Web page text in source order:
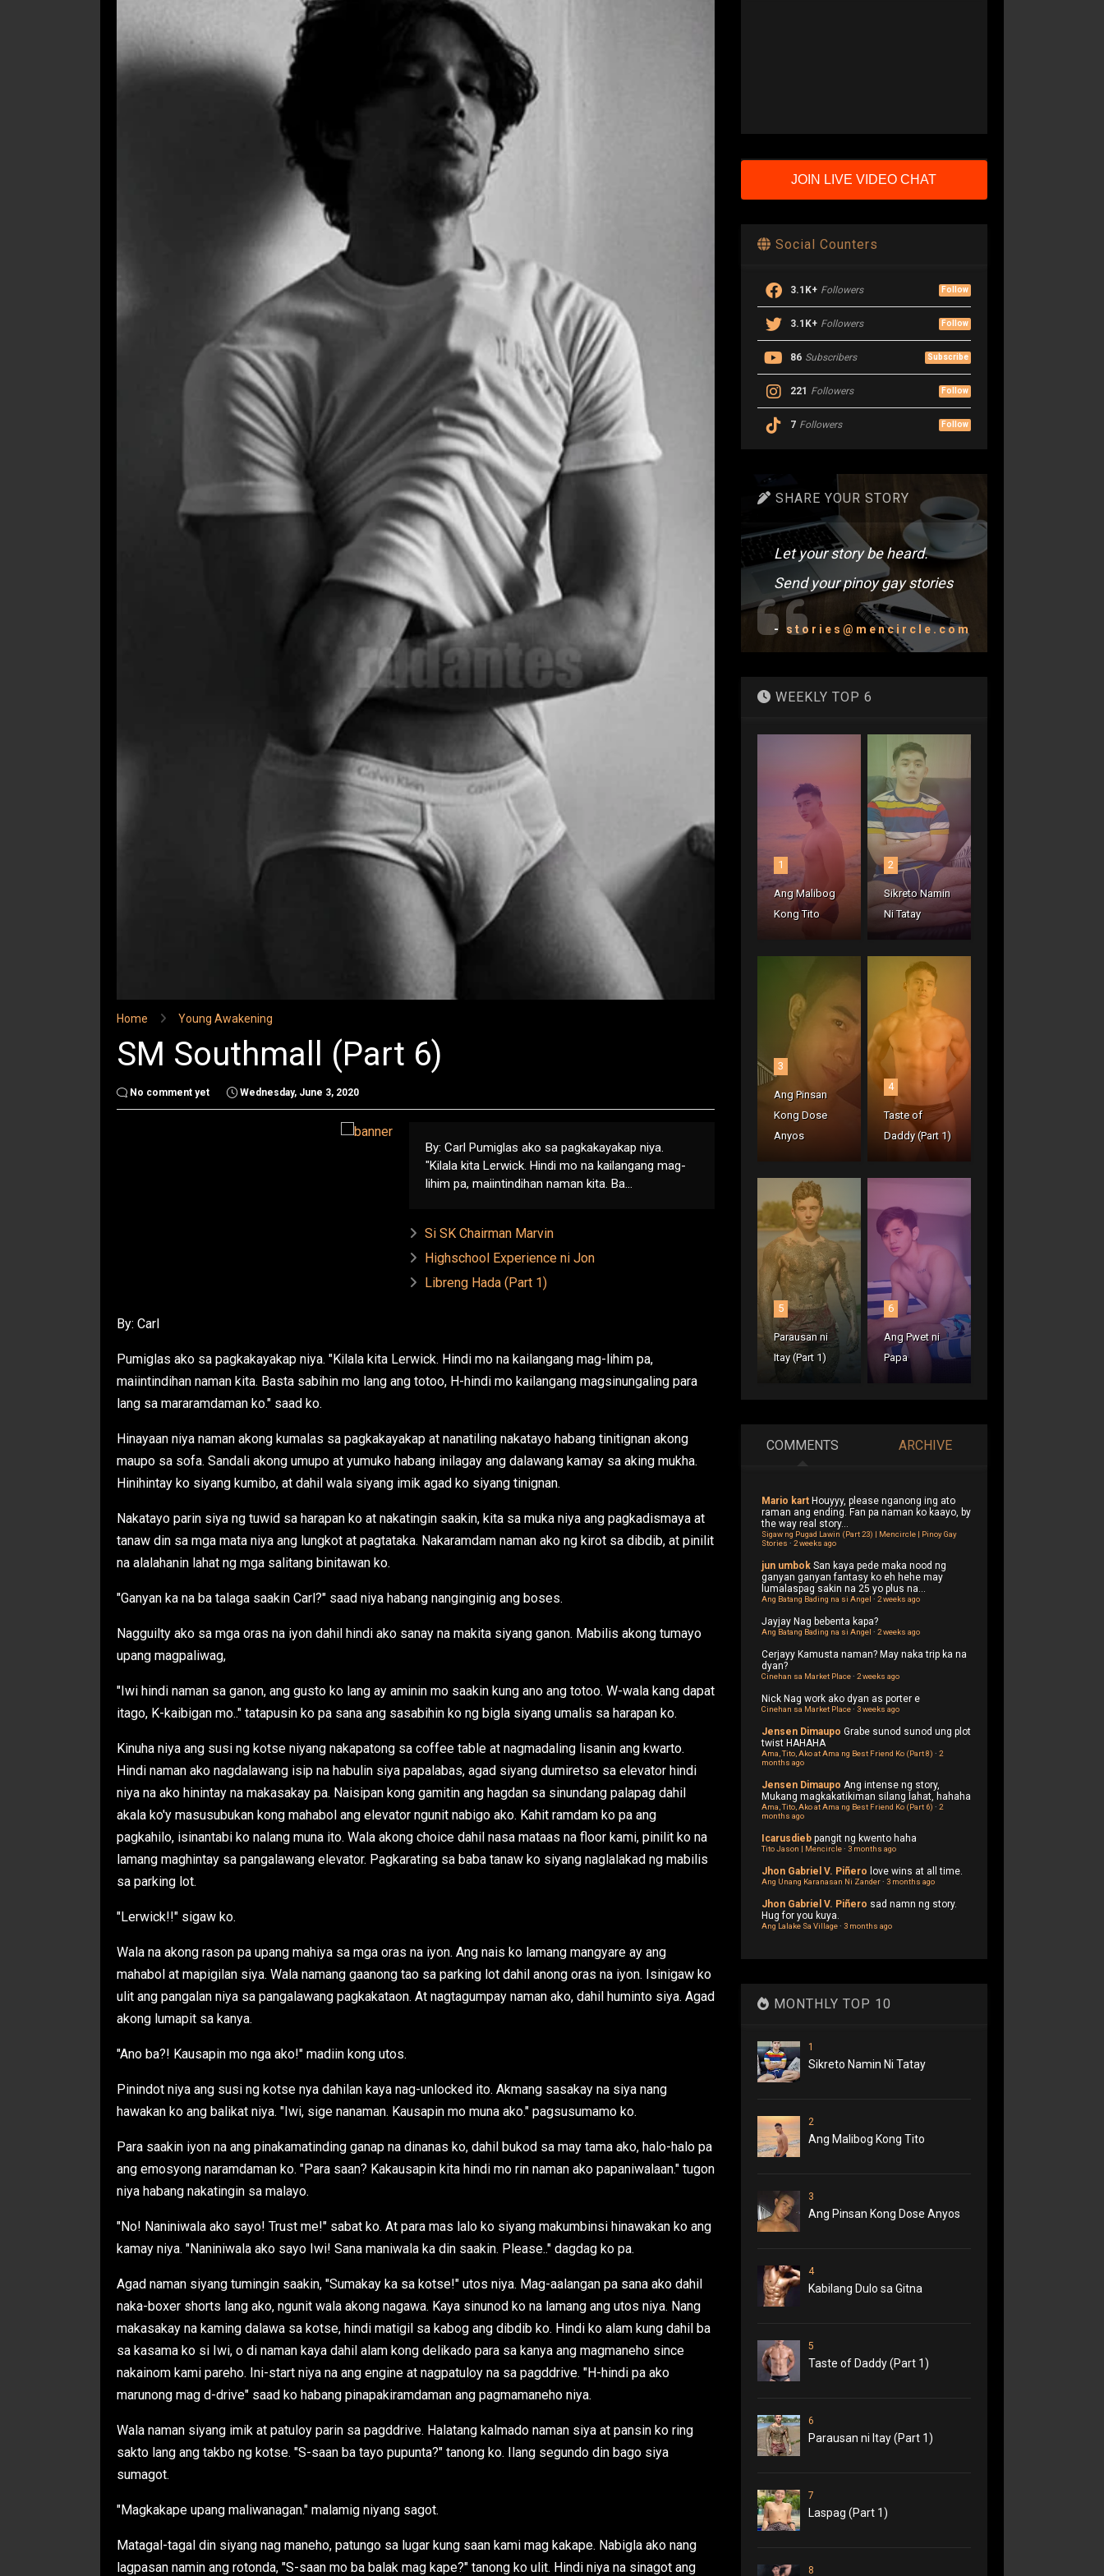
Home Young Awakening
SM Southmall (Part 6)
No comment yet Wednesday, June 3, 2020
By: Carl Pumiglas ako sa pagkakayakap niya.
"Kilala kita Lerwick. Hindi mo na kailangang mag-
lihim pa, maiintindihan naman kita. Ba...
Si SK Chairman Marvin
Highschool Experience ni Jon
Libreng Hada (Part 1)
By: Carl
Pumiglas ako sa pagkakayakap niya. "Kilala kita Lerwick. Hindi mo na kailangang mag-lihim pa,
maiintindihan naman kita. Basta sabihin mo lang ang totoo, H-hindi mo kailangang magsinungaling para
lang sa mararamdaman ko." saad ko.
Hinayaan niya naman akong kumalas sa pagkakayakap at nanatiling nakatayo habang tinitignan akong
maupo sa sofa. Sandali akong umupo at yumuko habang inilagay ang dalawang kamay sa aking mukha.
Hinihintay ko siyang kumibo, at dahil wala siyang imik agad ko siyang tinignan.
Nakatayo parin siya ng tuwid sa harapan ko at nakatingin saakin, kita sa muka niya ang pagkadismaya at
tanaw din sa mga mata niya ang lungkot at pagtataka. Nakaramdam naman ako ng kirot sa dibdib, at pinilit
na alalahanin lahat ng mga salitang binitawan ko.
"Ganyan ka na ba talaga saakin Carl?" saad niya habang nanginginig ang boses.
Nagguilty ako sa mga oras na iyon dahil hindi ako sanay na makita siyang ganon. Mabilis akong tumayo
upang magpaliwag,
"Iwi hindi naman sa ganon, ang gusto ko lang ay aminin mo saakin kung ano ang totoo. W-wala kang dapat
itago, K-kaibigan mo.." tatapusin ko pa sana ang sasabihin ko ng bigla siyang umalis sa harapan ko.
Kinuha niya ang susi ng kotse niyang nakapatong sa coffee table at nagmadaling lisanin ang kwarto.
Hindi naman ako nagdalawang isip na habulin siya papalabas, agad siyang dumiretso sa elevator hindi
niya na ako hinintay na makasakay pa. Naisipan kong gamitin ang hagdan sa sinundang palapag dahil
akala ko'y masusubukan kong mahabol ang elevator ngunit nabigo ako. Kahit ramdam ko pa ang
pagkahilo, isinantabi ko nalang muna ito. Wala akong choice dahil nasa mataas na floor kami, pinilit ko na
lamang maghintay sa pangalawang elevator. Pagkarating sa baba tanaw ko siyang naglalakad ng mabilis
sa parking lot.
"Lerwick!!" sigaw ko.
Wala na akong rason pa upang mahiya sa mga oras na iyon. Ang nais ko lamang mangyare ay ang
mahabol at mapigilan siya. Wala namang gaanong tao sa parking lot dahil anong oras na iyon. Isinigaw ko
ulit ang pangalan niya sa pangalawang pagkakataon. At nagtagumpay naman ako, dahil huminto siya. Agad
akong lumapit sa kanya.
"Ano ba?! Kausapin mo nga ako!" madiin kong utos.
Pinindot niya ang susi ng kotse nya dahilan kaya nag-unlocked ito. Akmang sasakay na siya nang
hawakan ko ang balikat niya. "Iwi, sige nanaman. Kausapin mo muna ako." pagsusumamo ko.
Para saakin iyon na ang pinakamatinding ganap na dinanas ko, dahil bukod sa may tama ako, halo-halo pa
ang emosyong naramdaman ko. "Para saan? Kakausapin kita hindi mo rin naman ako papaniwalaan." tugon
niya habang nakatingin sa malayo.
"No! Naniniwala ako sayo! Trust me!" sabat ko. At para mas lalo ko siyang makumbinsi hinawakan ko ang
kamay niya. "Naniniwala ako sayo Iwi! Sana maniwala ka din saakin. Please.." dagdag ko pa.
Agad naman siyang tumingin saakin, "Sumakay ka sa kotse!" utos niya. Mag-aalangan pa sana ako dahil
naka-boxer shorts lang ako, ngunit wala akong nagawa. Kaya sinunod ko na lamang ang utos niya. Nang
makasakay na kaming dalawa sa kotse, hindi matigil sa kabog ang dibdib ko. Hindi ko alam kung dahil ba
sa kasama ko si Iwi, o di naman kaya dahil alam kong delikado para sa kanya ang magmaneho since
nakainom kami pareho. Ini-start niya na ang engine at nagpatuloy na sa pagddrive. "H-hindi pa ako
marunong mag d-drive" saad ko habang pinapakiramdaman ang pagmamaneho niya.
Wala naman siyang imik at patuloy parin sa pagddrive. Halatang kalmado naman siya at pansin ko ring
sakto lang ang takbo ng kotse. "S-saan ba tayo pupunta?" tanong ko. Ilang segundo din bago siya
sumagot.
"Magkakape upang maliwanagan." malamig niyang sagot.
Matagal-tagal din siyang nag maneho, patungo sa lugar kung saan kami mag kakape. Nabigla ako nang
lagpasan namin ang rotonda, "S-saan mo ba balak mag kape?" tanong ko ulit. Hindi niya na sinagot ang
JOIN LIVE VIDEO CHAT
Social Counters
3.1K+ Followers Follow
3.1K+ Followers Follow
86 Subscribers Subscribe
221 Followers Follow
7 Followers Follow
SHARE YOUR STORY
Let your story be heard.
Send your pinoy gay stories
- stories@mencircle.com
WEEKLY TOP 6
1
Ang Malibog
Kong Tito
2
Sikreto Namin
Ni Tatay
3
Ang Pinsan
Kong Dose
Anyos
4
Taste of
Daddy (Part 1)
5
Parausan ni
Itay (Part 1)
6
Ang Pwet ni
Papa
COMMENTS ARCHIVE
Mario kart Houyyy, please nganong ing ato
raman ang ending. Fan pa naman ko kaayo, by
the way real story...
Sigaw ng Pugad Lawin (Part 23) | Mencircle | Pinoy Gay
Stories · 2 weeks ago
jun umbok San kaya pede maka nood ng
ganyan ganyan fantasy ko eh hehe may
lumalaspag sakin na 25 yo plus na...
Ang Batang Bading na si Angel · 2 weeks ago
Jayjay Nag bebenta kapa?
Ang Batang Bading na si Angel · 2 weeks ago
Cerjayy Kamusta naman? May naka trip ka na
dyan?
Cinehan sa Market Place· 2 weeks ago
Nick Nag work ako dyan as porter e
Cinehan sa Market Place· 3 weeks ago
Jensen Dimaupo Grabe sunod sunod ung plot
twist HAHAHA
Ama, Tito, Ako at Ama ng Best Friend Ko (Part 8) · 2
months ago
Jensen Dimaupo Ang intense ng story,
Mukang magkakatikiman silang lahat, hahaha
Ama, Tito, Ako at Ama ng Best Friend Ko (Part 6) · 2
months ago
Icarusdieb pangit ng kwento haha
Tito Jason | Mencircle· 3 months ago
Jhon Gabriel V. Piñero love wins at all time.
Ang Unang Karanasan Ni Zander· 3 months ago
Jhon Gabriel V. Piñero sad namn ng story.
Hug for you kuya.
Ang Lalake Sa Village· 3 months ago
MONTHLY TOP 10
1
Sikreto Namin Ni Tatay
2
Ang Malibog Kong Tito
3
Ang Pinsan Kong Dose Anyos
4
Kabilang Dulo sa Gitna
5
Taste of Daddy (Part 1)
6
Parausan ni Itay (Part 1)
7
Laspag (Part 1)
8